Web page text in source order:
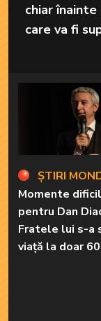
chiar
care va fi
ȘTIRI
Momente
pentru Dan
Fratele lui s-a
viață la doar